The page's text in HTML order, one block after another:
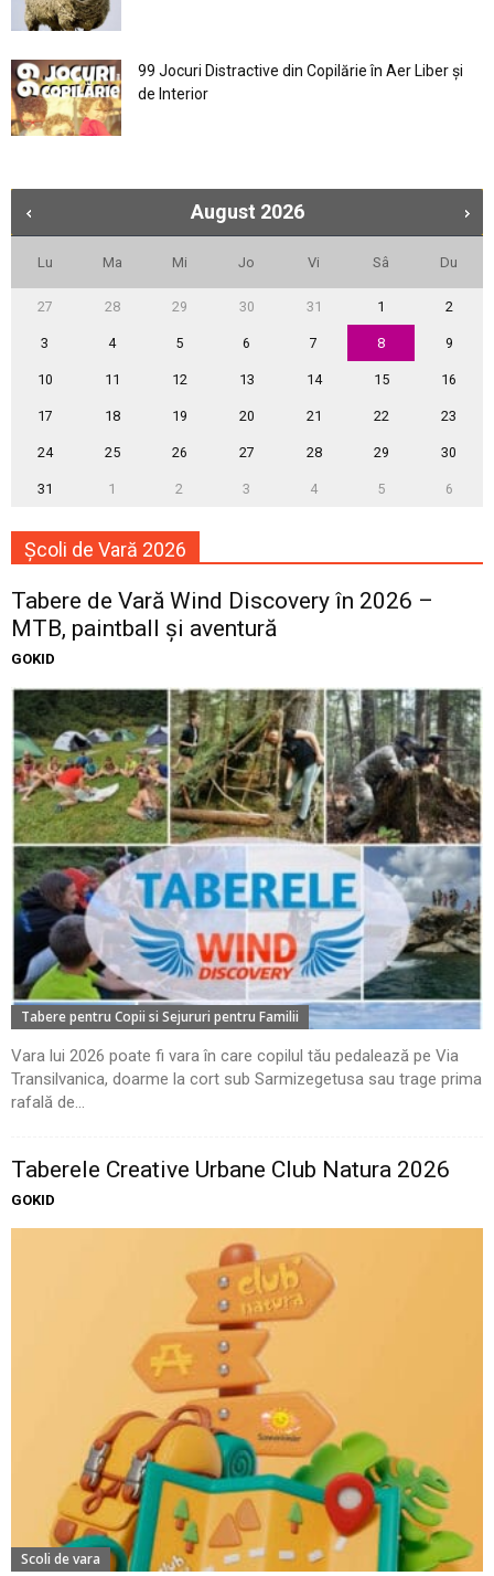
99 Jocuri Distractive din Copilărie în Aer Liber şi
de Interior
August 2026
Lu Ma Mi Jo Vi Sâ Du
27 28 29 30 31 1 2
3 4 5 6 7 8 9
10 11 12 13 14 15 16
17 18 19 20 21 22 23
24 25 26 27 28 29 30
31 1 2 3 4 5 6
Școli de Vară 2026
Tabere de Vară Wind Discovery în 2026 –
MTB, paintball și aventură
GOKID
Tabere pentru Copii si Sejururi pentru Familii
Vara lui 2026 poate fi vara în care copilul tău pedalează pe Via
Transilvanica, doarme la cort sub Sarmizegetusa sau trage prima
rafală de...
Taberele Creative Urbane Club Natura 2026
GOKID
Scoli de vara